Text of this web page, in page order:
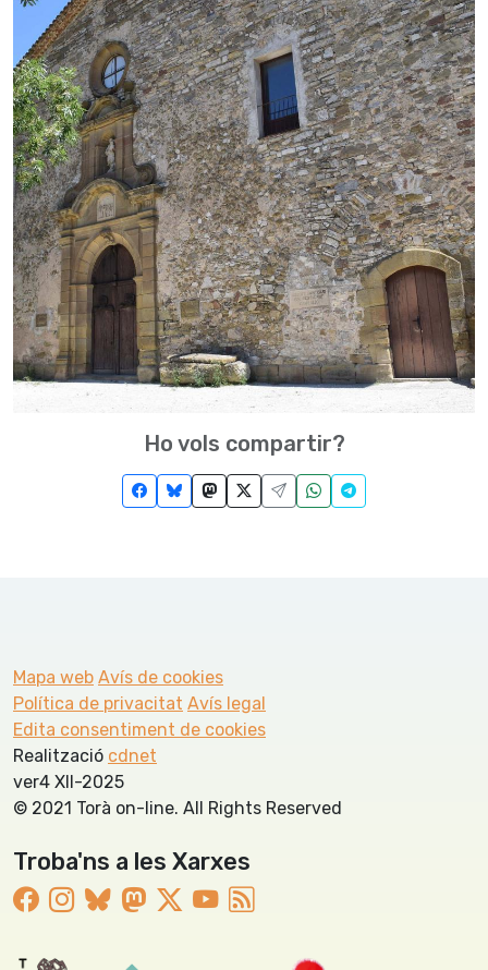
Ho vols compartir?
Mapa web Avís de cookies
Política de privacitat Avís legal
Edita consentiment de cookies
Realització cdnet
ver4 XII-2025
© 2021 Torà on-line. All Rights Reserved
Troba'ns a les Xarxes